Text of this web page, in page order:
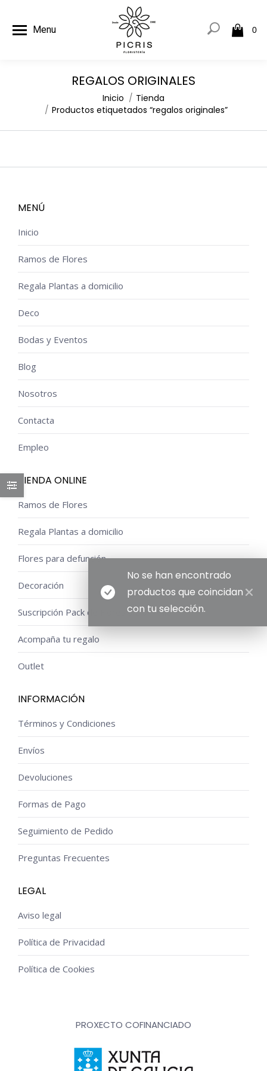
Menu 0
REGALOS ORIGINALES
Inicio
Tienda
Productos etiquetados “regalos originales”
No se han encontrado
productos que coincidan
con tu selección.
MENÚ
Inicio
Ramos de Flores
Regala Plantas a domicilio
Deco
Bodas y Eventos
Blog
Nosotros
Contacta
Empleo
TIENDA ONLINE
Ramos de Flores
Regala Plantas a domicilio
Flores para defunción
Decoración
Suscripción Pack de Flores a Domicilio
Acompaña tu regalo
Outlet
INFORMACIÓN
Términos y Condiciones
Envíos
Devoluciones
Formas de Pago
Seguimiento de Pedido
Preguntas Frecuentes
LEGAL
Aviso legal
Política de Privacidad
Política de Cookies
PROXECTO COFINANCIADO